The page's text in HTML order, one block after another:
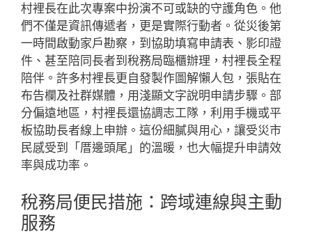
村裡長在此次專案中扮演不可或缺的守護角色。他
們不僅是資訊傳遞者，更是實際行動者。從災後第
一時間啟動家戶勘察，到協助填寫申請表、影印證
件、甚至陪同長者到稅務局臨櫃辦理，村裡長全程
陪伴。許多村裡長更自發製作圖解懶人包，張貼在
布告欄及社群媒體，用淺顯文字說明申請步驟。部
分偏遠地區，村裡長還協調志工隊，利用手機或平
板協助長者線上申辦。這份細膩與用心，讓受災市
民感受到「厝邊頭尾」的溫暖，也大幅提升申請效
率與成功率。
稅務局便民措施：跨域連線與主動
服務